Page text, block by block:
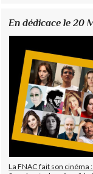
En dédicace le 20
La FNAC fait son